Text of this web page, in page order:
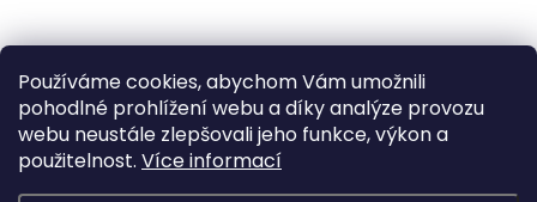
Používáme cookies, abychom Vám umožnili
pohodlné prohlížení webu a díky analýze provozu
webu neustále zlepšovali jeho funkce, výkon a
použitelnost. Více informací